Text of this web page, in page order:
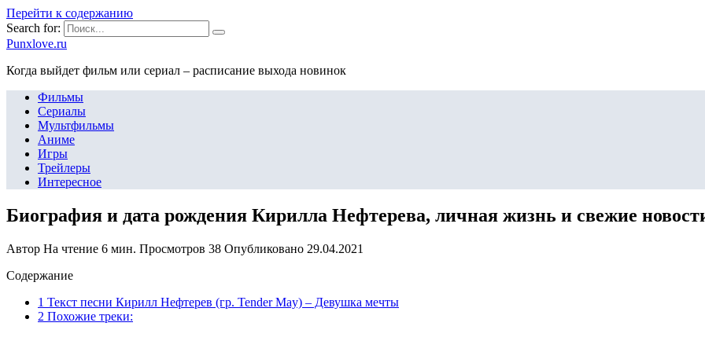
Перейти к содержанию
Search for:
Punxlove.ru
Когда выйдет фильм или сериал – расписание выхода новинок
Фильмы
Сериалы
Мультфильмы
Аниме
Игры
Трейлеры
Интересное
Биография и дата рождения Кирилла Нефтерева, личная жизнь и свежие
Автор На чтение 6 мин. Просмотров 38 Опубликовано 29.04.2021
Содержание
1 Текст песни Кирилл Нефтерев (гр. Tender May) – Девушка мечты
2 Похожие треки: